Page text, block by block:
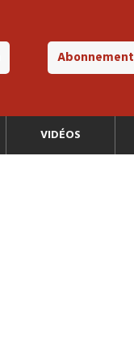
Abonnement
VIDÉOS